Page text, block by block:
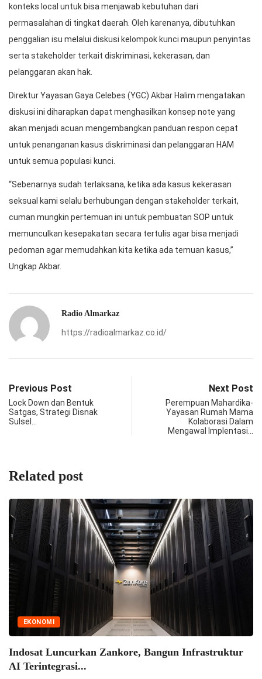
konteks local untuk bisa menjawab kebutuhan dari
permasalahan di tingkat daerah. Oleh karenanya, dibutuhkan
penggalian isu melalui diskusi kelompok kunci maupun penyintas
serta stakeholder terkait diskriminasi, kekerasan, dan
pelanggaran akan hak.
Direktur Yayasan Gaya Celebes (YGC) Akbar Halim mengatakan
diskusi ini diharapkan dapat menghasilkan konsep note yang
akan menjadi acuan mengembangkan panduan respon cepat
untuk penanganan kasus diskriminasi dan pelanggaran HAM
untuk semua populasi kunci.
“Sebenarnya sudah terlaksana, ketika ada kasus kekerasan
seksual kami selalu berhubungan dengan stakeholder terkait,
cuman mungkin pertemuan ini untuk pembuatan SOP untuk
memunculkan kesepakatan secara tertulis agar bisa menjadi
pedoman agar memudahkan kita ketika ada temuan kasus,”
Ungkap Akbar.
Radio Almarkaz
https://radioalmarkaz.co.id/
Previous Post
Lock Down dan Bentuk
Satgas, Strategi Disnak
Sulsel…
Next Post
Perempuan Mahardika-
Yayasan Rumah Mama
Kolaborasi Dalam
Mengawal Implentasi…
Related post
Zankore, Bangun Infrastruktur